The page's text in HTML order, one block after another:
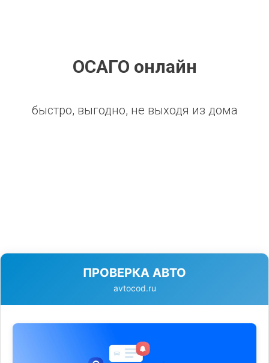
ОСАГО онлайн
быстро, выгодно, не выходя из дома
ПРОВЕРКА АВТО
avtocod.ru